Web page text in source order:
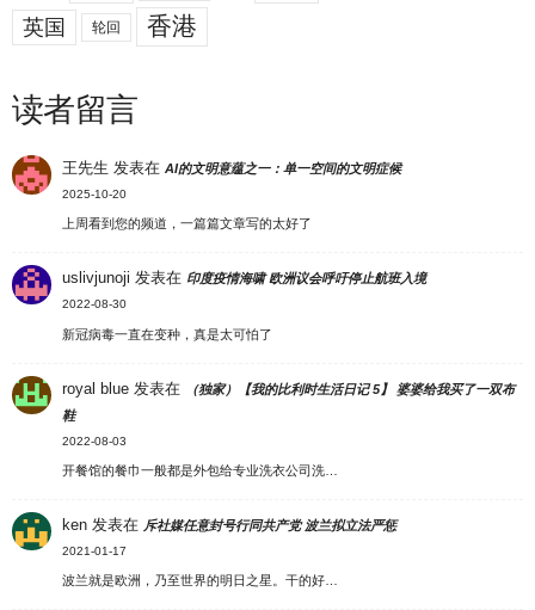
英国 轮回 香港
读者留言
王先生 发表在AI的文明意蕴之一：单一空间的文明症候
2025-10-20
上周看到您的频道，一篇篇文章写的太好了
uslivjunoji 发表在 印度疫情海啸 欧洲议会呼吁停止航班入境
2022-08-30
新冠病毒一直在变种，真是太可怕了
royal blue 发表在
（独家）【我的比利时生活日记 5】 婆婆给我买了一双布
鞋
2022-08-03
开餐馆的餐巾一般都是外包给专业洗衣公司洗…
ken 发表在 斥社媒任意封号行同共产党 波兰拟立法严惩
2021-01-17
波兰就是欧洲，乃至世界的明日之星。干的好…